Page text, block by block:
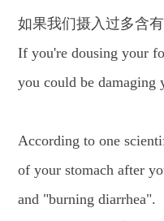
如果我们摄入过多含
If you're dousing your
you could be damaging
According to one
of your stomach after
and "burning diarrhea".